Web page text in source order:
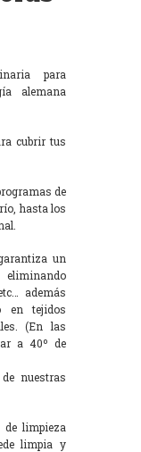
para
alemana
cubrir tus
de
hasta los
un
además
en tejidos
(En las
a 40º de
nuestras
de limpieza
limpia y